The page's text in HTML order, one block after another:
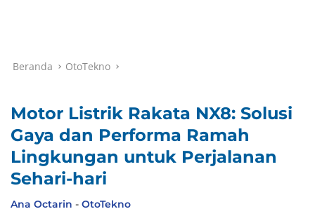
Beranda OtoTekno
Motor Listrik Rakata NX8: Solusi
Gaya dan Performa Ramah
Lingkungan untuk Perjalanan
Sehari-hari
Ana Octarin - OtoTekno